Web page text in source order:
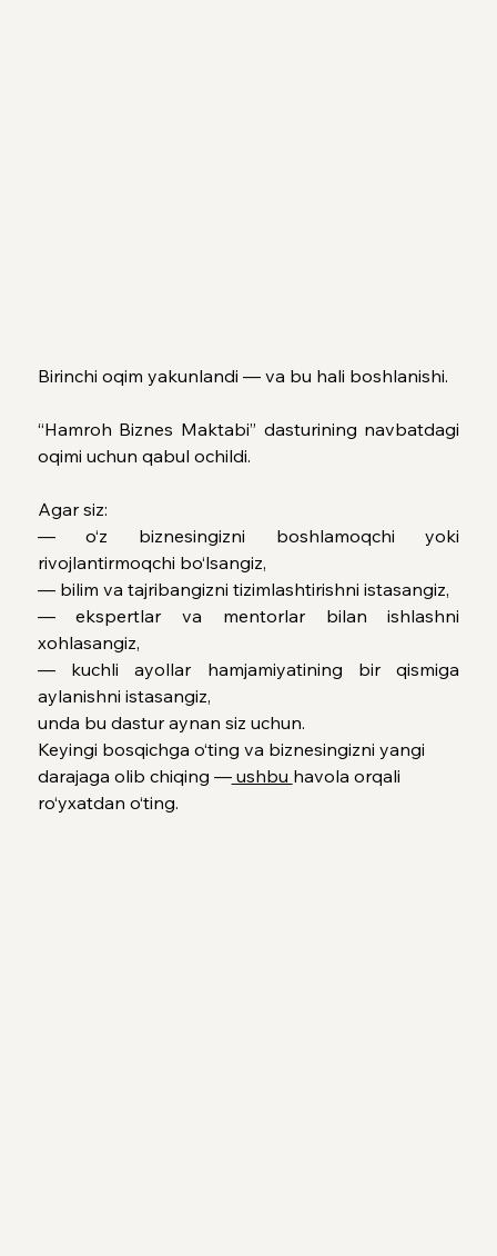
Birinchi oqim yakunlandi — va bu hali boshlanishi.
“Hamroh Biznes Maktabi” dasturining navbatdagi
oqimi uchun qabul ochildi.
Agar siz:
— o‘z biznesingizni boshlamoqchi yoki
rivojlantirmoqchi bo‘lsangiz,
— bilim va tajribangizni tizimlashtirishni istasangiz,
— ekspertlar va mentorlar bilan ishlashni
xohlasangiz,
— kuchli ayollar hamjamiyatining bir qismiga
aylanishni istasangiz,
unda bu dastur aynan siz uchun.
Keyingi bosqichga o‘ting va biznesingizni yangi
darajaga olib chiqing — ushbu havola orqali
ro‘yxatdan o‘ting.